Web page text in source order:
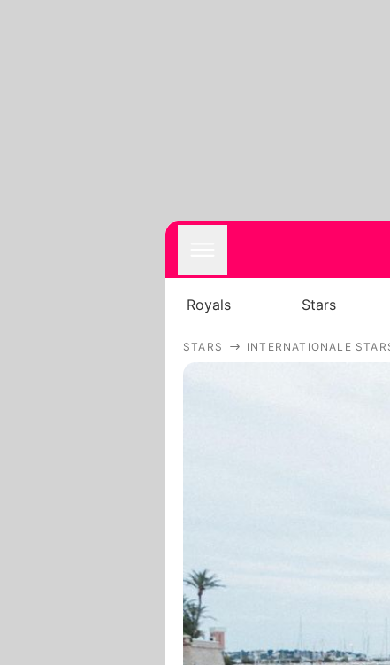
Royals Stars
STARS INTERNATIONALE